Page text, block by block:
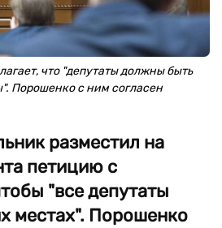
что "депутаты должны быть
Порошенко с ним согласен
разместил на
петицию с
"все депутаты
местах". Порошенко